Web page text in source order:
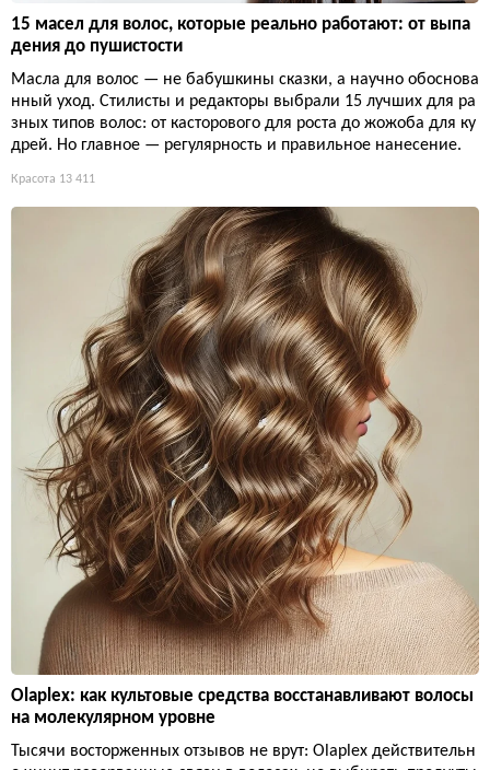
15 масел для волос, которые реально работают: от выпа
дения до пушистости
Масла для волос — не бабушкины сказки, а научно обоснова
нный уход. Стилисты и редакторы выбрали 15 лучших для ра
зных типов волос: от касторового для роста до жожоба для ку
дрей. Но главное — регулярность и правильное нанесение.
Красота 13 411
Olaplex: как культовые средства восстанавливают волосы
на молекулярном уровне
Тысячи восторженных отзывов не врут: Olaplex действительн